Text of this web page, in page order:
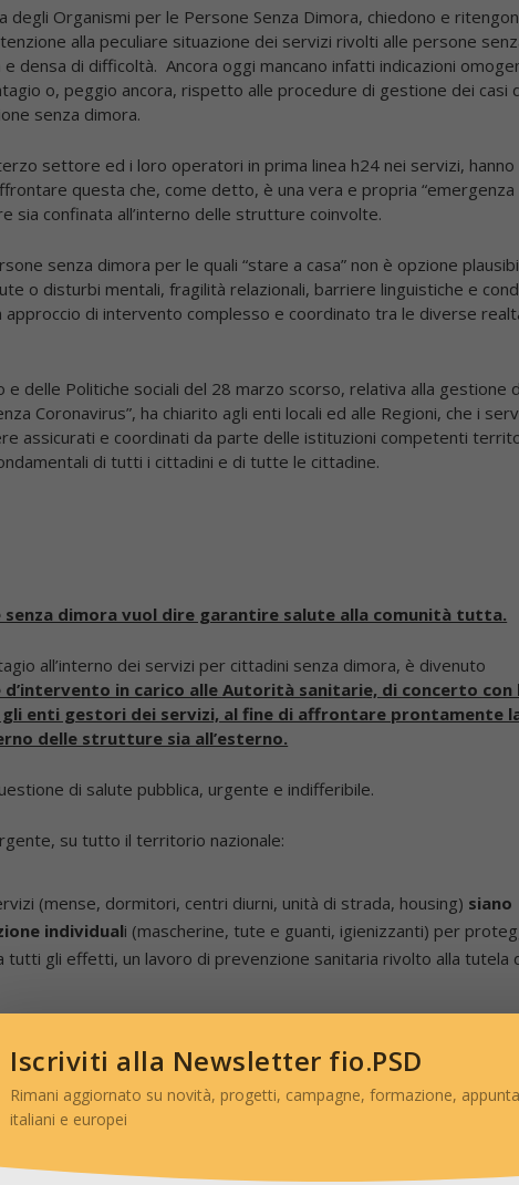
degli Organismi per le Persone Senza Dimora, chiedono e
alla peculiare situazione dei servizi rivolti alle persone
densa di difficoltà. Ancora oggi mancano infatti indicazioni
o, peggio ancora, rispetto alle procedure di gestione dei casi
senza dimora.
settore ed i loro operatori in prima linea h24 nei servizi, hanno
questa che, come detto, è una vera e propria “emergenza
sia confinata all’interno delle strutture coinvolte.
senza dimora per le quali “stare a casa” non è opzione
o disturbi mentali, fragilità relazionali, barriere linguistiche e
approccio di intervento complesso e coordinato tra le diverse
e delle Politiche sociali del 28 marzo scorso, relativa alla gestione
Coronavirus”, ha chiarito agli enti locali ed alle Regioni, che i
assicurati e coordinati da parte delle istituzioni competenti
di tutti i cittadini e di tutte le cittadine.
senza dimora vuol dire garantire salute alla comunità tutta.
all’interno dei servizi per cittadini senza dimora, è divenuto
in carico alle Autorità sanitarie, di concerto con
enti gestori dei servizi, al fine di affrontare prontamente
delle strutture sia all’esterno.
di salute pubblica, urgente e indifferibile.
su tutto il territorio nazionale:
(mense, dormitori, centri diurni, unità di strada, housing) siano
individuali (mascherine, tute e guanti, igienizzanti) per
tutti gli effetti, un lavoro di prevenzione sanitaria rivolto alla tutela
di protezione alle persone senza dimora accolte e in
alloggiative emergenzialida enti pubblici territoriali o da enti
su disposizione di Sindaci e Prefetti) dove poter
rimanere in quarantena; persone positive non sintomatiche o in via
sono stati in contatto stretto con persone positive al virus.
attrezzate o assistite per garantire eventuali
Iscriviti alla Newsletter fio.PSD
Rimani aggiornato su novità, progetti, campagne, formazione,
italiani e europei